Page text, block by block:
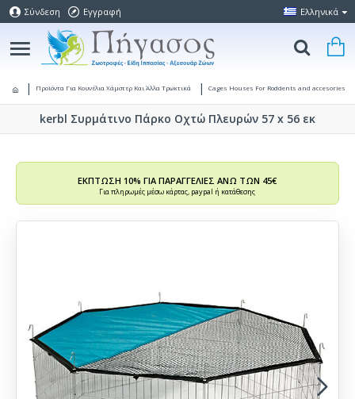
Σύνδεση Εγγραφή Ελληνικά
Προϊόντα Για Κουνέλια Χάμστερ Και Άλλα Τρωκτικά Cages Houses For Roddents and accesories
kerbl Συρμάτινο Πάρκο Οχτώ Πλευρών 57 x 56 εκ
ΕΚΠΤΩΣΗ 10% ΓΙΑ ΠΑΡΑΓΓΕΛΙΕΣ ΑΝΩ ΤΩΝ 45€
Για πληρωμές μέσω κάρτας, paypal ή κατάθεσης